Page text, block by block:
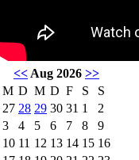
<< Aug 2026 >>
M D M D F S
S
27 28 29 30 31 1
2
3
4 5 6 7 8
9
10 11 12 13 14 15 16